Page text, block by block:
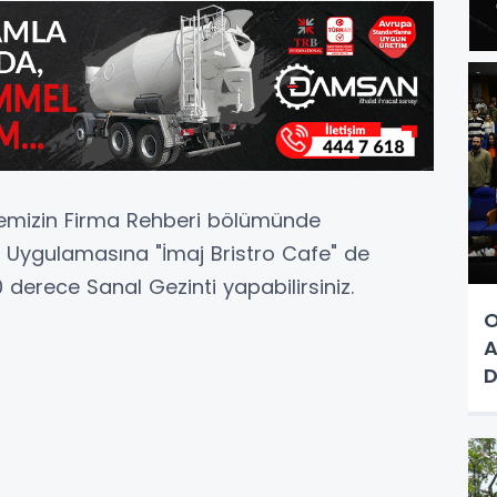
Firma Rehberi bölümünde
"İmaj Bristro Cafe" de
derece Sanal Gezinti yapabilirsiniz.